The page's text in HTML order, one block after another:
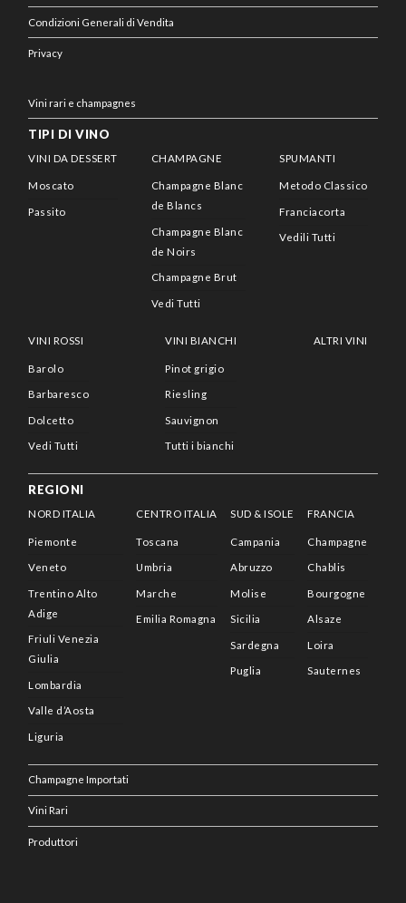
Condizioni Generali di Vendita
Privacy
Vini rari e champagnes
TIPI DI VINO
VINI DA DESSERT
Moscato
Passito
CHAMPAGNE
Champagne Blanc
de Blancs
Champagne Blanc
de Noirs
Champagne Brut
Vedi Tutti
SPUMANTI
Metodo Classico
Franciacorta
Vedili Tutti
VINI ROSSI
Barolo
Barbaresco
Dolcetto
Vedi Tutti
VINI BIANCHI
Pinot grigio
Riesling
Sauvignon
Tutti i bianchi
ALTRI VINI
REGIONI
NORD ITALIA
Piemonte
Veneto
Trentino Alto
Adige
Friuli Venezia
Giulia
Lombardia
Valle d’Aosta
Liguria
CENTRO ITALIA
Toscana
Umbria
Marche
Emilia Romagna
SUD & ISOLE
Campania
Abruzzo
Molise
Sicilia
Sardegna
Puglia
FRANCIA
Champagne
Chablis
Bourgogne
Alsaze
Loira
Sauternes
Champagne Importati
Vini Rari
Produttori